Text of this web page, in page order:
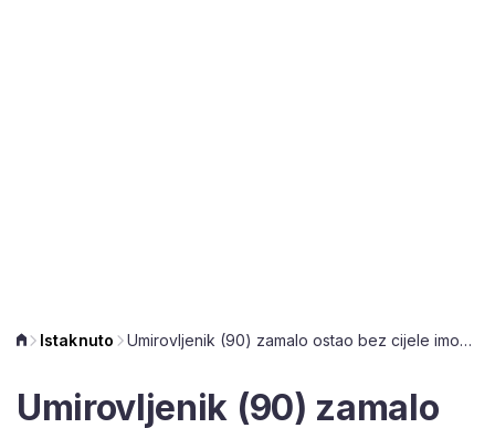
Istaknuto Umirovljenik (90) zamalo ostao bez cijele imovine zbog ugovora o uzdržavanju
Umirovljenik (90) zamalo